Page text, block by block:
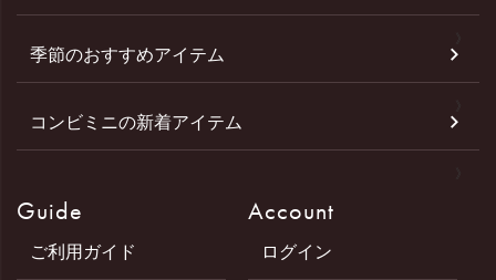
季節のおすすめアイテム
コンビミニの新着アイテム
Guide
ご利用ガイド
Account
ログイン